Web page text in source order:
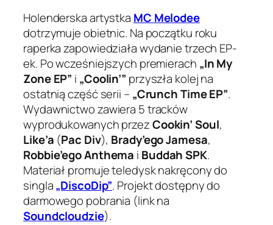
Holenderska artystka MC Melodee
dotrzymuje obietnic. Na początku roku
raperka zapowiedziała wydanie trzech EP-
ek. Po wcześniejszych premierach „In My
Zone EP” i „Coolin’” przyszła kolej na
ostatnią część serii – „Crunch Time EP”.
Wydawnictwo zawiera 5 tracków
wyprodukowanych przezCookin’ Soul,
Like’a (Pac Div), Brady’ego Jamesa,
Robbie’ego Anthema i Buddah SPK.
Materiał promuje teledysk nakręcony do
singla„DiscoDip”. Projekt dostępny do
darmowego pobrania (link na
Soundcloudzie).